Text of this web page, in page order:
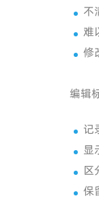
不
难
修
编辑
记
显
区
保